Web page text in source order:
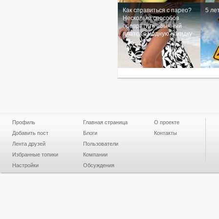
Как справиться с парео?
Несколько способов
превратить обычный
платок в модную накидку
5
Профиль
Добавить пост
Лента друзей
Избранные топики
Настройки
Главная страница
Блоги
Пользователи
Компании
Обсуждения
О проекте
Контакты